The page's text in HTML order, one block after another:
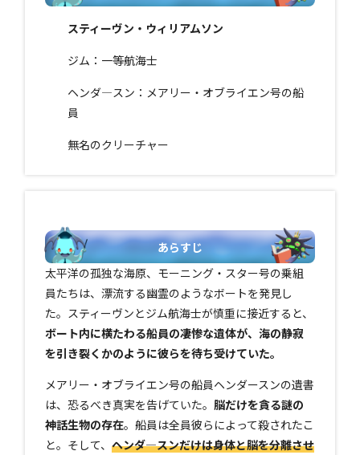
スティーヴン・ウィリアムソン
ジム：一等航海士
ヘンダ―スン：メアリー・オブライエン号の船
員
無名のクリーチャー
あらすじ
太平洋の孤独な海原、モーニング・スター号の乗組
員たちは、漂流する幽霊のようなボートを発見し
た。スティーヴンとジム航海士が慎重に接近すると、
ボート内に横たわる船員の凄惨な遺体が、海の静寂
を引き裂くかのように彼らを待ち受けていた。
メアリー・オブライエン号の船員ヘンダースンの遺書
は、恐るべき真実を告げていた。 脳だけを貪る謎の
神話生物の存在。船員は全員彼らによって殺されたこ
と。そして、ヘンダ―スンだけは身体と脳を分離させ